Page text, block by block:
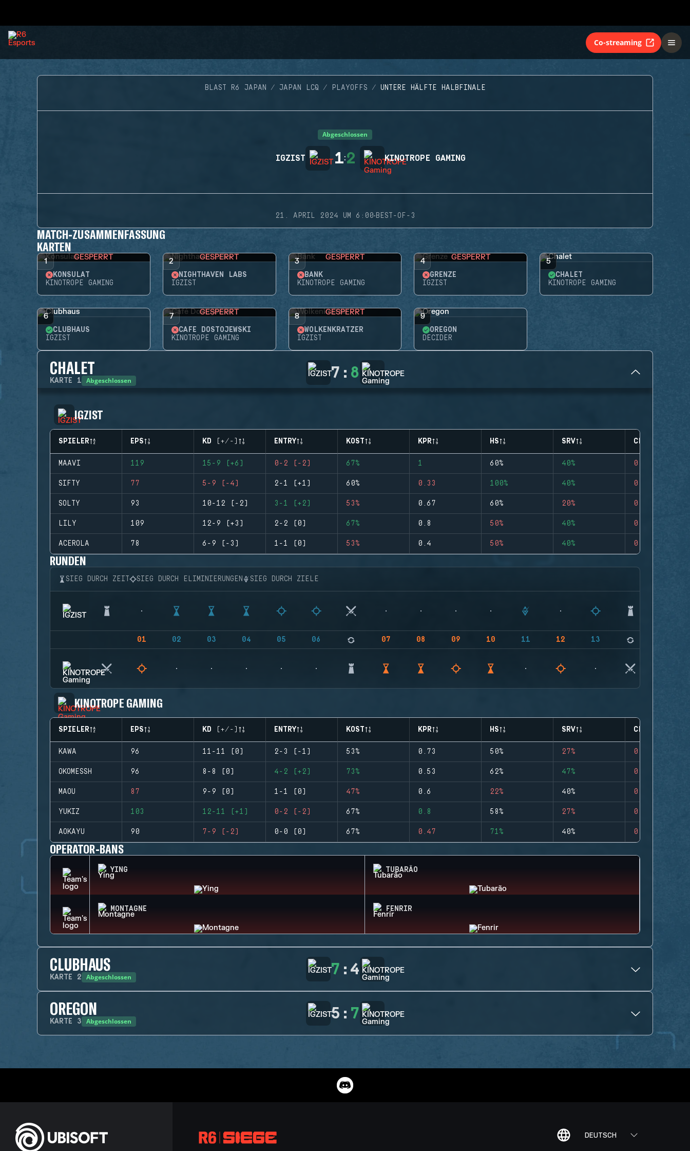
Co-streaming
BLAST R6 JAPAN JAPAN LCQ PLAYOFFS UNTERE HÄLFTE HALBFINALE
Abgeschlossen
IGZIST 1:2 KINOTROPE GAMING
21. APRIL 2024 UM 6:00·BEST-OF-3
MATCH-ZUSAMMENFASSUNG
KARTEN
1 GESPERRT
KONSULAT
KINOTROPE GAMING
2 GESPERRT
NIGHTHAVEN LABS
IGZIST
3 GESPERRT
BANK
KINOTROPE GAMING
4 GESPERRT
GRENZE
IGZIST
5
CHALET
KINOTROPE GAMING
6
CLUBHAUS
IGZIST
7 GESPERRT
CAFÉ DOSTOJEWSKI
KINOTROPE GAMING
8 GESPERRT
WOLKENKRATZER
IGZIST
9
OREGON
DECIDER
CHALET
KARTE 1 Abgeschlossen 7 : 8
IGZIST
SPIELER EPS KD (+/-) ENTRY KOST KPR HS SRV CLUTCHES
MAAVI 119 15-9 (+6) 0-2 (-2) 67% 1 60% 40% 0
SIFTY 77 5-9 (-4) 2-1 (+1) 60% 0.33 100% 40% 0
SOLTY 93 10-12 (-2) 3-1 (+2) 53% 0.67 60% 20% 0
LILY 109 12-9 (+3) 2-2 (0) 67% 0.8 50% 40% 0
ACEROLA 78 6-9 (-3) 1-1 (0) 53% 0.4 50% 40% 0
RUNDEN
SIEG DURCH ZEIT SIEG DURCH ELIMINIERUNGEN SIEG DURCH ZIELE
01 02 03 04 05 06 07 08 09 10 11 12 13
KINOTROPE GAMING
SPIELER EPS KD (+/-) ENTRY KOST KPR HS SRV CLUTCHES
KAWA 96 11-11 (0) 2-3 (-1) 53% 0.73 50% 27% 0
OKOMESSH 96 8-8 (0) 4-2 (+2) 73% 0.53 62% 47% 0
MAOU 87 9-9 (0) 1-1 (0) 47% 0.6 22% 40% 0
YUKIZ 103 12-11 (+1) 0-2 (-2) 67% 0.8 58% 27% 0
AOKAYU 90 7-9 (-2) 0-0 (0) 67% 0.47 71% 40% 0
OPERATOR-BANS
YING TUBARÃO
MONTAGNE FENRIR
CLUBHAUS
KARTE 2 Abgeschlossen 7 : 4
OREGON
KARTE 3 Abgeschlossen 5 : 7
DEUTSCH